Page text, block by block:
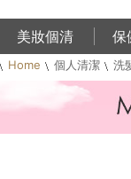
美妝個清 保
Home 個人清潔 洗